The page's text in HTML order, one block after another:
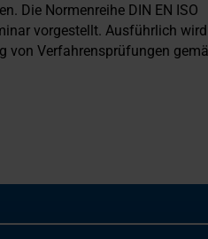
Die Normenreihe DIN EN ISO
vorgestellt. Ausführlich
von Verfahrensprüfungen